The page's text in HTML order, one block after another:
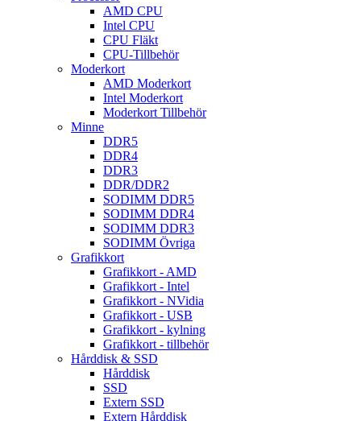
AMD CPU
Intel CPU
CPU Fläkt
CPU-Tillbehör
Moderkort
AMD Moderkort
Intel Moderkort
Moderkort Tillbehör
Minne
DDR5
DDR4
DDR3
DDR/DDR2
SODIMM DDR5
SODIMM DDR4
SODIMM DDR3
SODIMM Övriga
Grafikkort
Grafikkort - AMD
Grafikkort - Intel
Grafikkort - NVidia
Grafikkort - USB
Grafikkort - kylning
Grafikkort - tillbehör
Hårddisk & SSD
Hårddisk
SSD
Extern SSD
Extern Hårddisk